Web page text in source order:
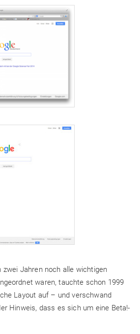
zwei Jahren noch alle wichtigen
waren, tauchte schon 1999
Layout auf – und verschwand
Hinweis, dass es sich um eine Beta!-